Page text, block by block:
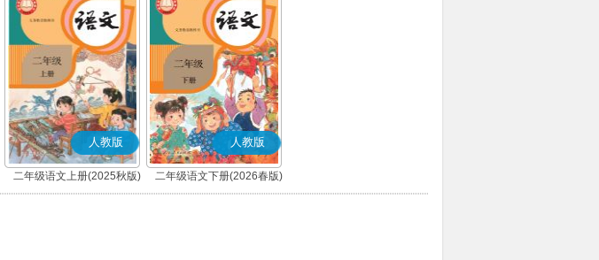
人教版
二年级语文上册(2025秋版)
(部编版)
人教版
二年级语文下册(2026春版)
(部编版)